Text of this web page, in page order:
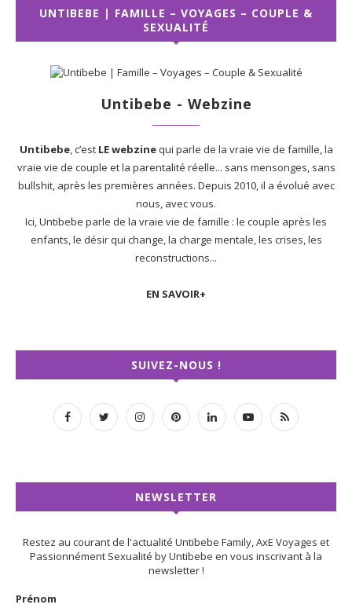
UNTIBEBE | FAMILLE – VOYAGES – COUPLE &
SEXUALITÉ
Untibebe - Webzine
Untibebe, c’est LE webzinequi parle de la vraie vie de famille, la
vraie vie de couple et la parentalité réelle... sans mensonges, sans
bullshit, après les premières années. Depuis 2010, il a évolué avec
nous, avec vous.
Ici, Untibebe parle de la vraie vie de famille : le couple après les
enfants, le désir qui change, la charge mentale, les crises, les
reconstructions...
EN SAVOIR+
SUIVEZ-NOUS !
NEWSLETTER
Restez au courant de l'actualité Untibebe Family, AxE Voyages et
Passionnément Sexualité by Untibebe en vous inscrivant à la
newsletter !
Prénom